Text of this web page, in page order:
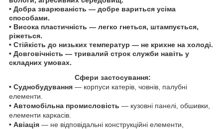
• Добра зварюваність — добре вариться усіма
способами.
• Висока пластичність — легко гнеться, штампується,
ріжеться.
• Стійкість до низьких температур — не крихне на холоді.
• Довговічність — тривалий строк служби навіть у
складних умовах.
Сфери застосування:
• Суднобудування — корпуси катерів, човнів, палубні
елементи.
• Автомобільна промисловість — кузовні панелі, обшивки,
елементи каркасів.
• Авіація — не відповідальні конструкційні елементи,